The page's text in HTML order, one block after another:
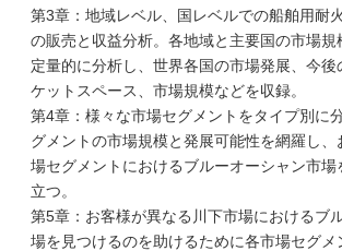
第3章：地域レベル、国レベルでの船舶用耐
の販売と収益分析。各地域と主要国の市場規
定量的に分析し、世界各国の市場発展、今後
ケットスペース、市場規模などを収録。
第4章：様々な市場セグメントをタイプ別に
グメントの市場規模と発展可能性を網羅し
場セグメントにおけるブルーオーシャン市場
立つ。
第5章：お客様が異なる川下市場におけるブ
場を見つけるのを助けるために各市場セグメ